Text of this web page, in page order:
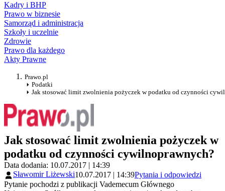
Kadry i BHP
Prawo w biznesie
Samorząd i administracja
Szkoły i uczelnie
Zdrowie
Prawo dla każdego
Akty Prawne
Prawo.pl
Podatki
Jak stosować limit zwolnienia pożyczek w podatku od czynności
Jak stosować limit zwolnienia pożyczek w
podatku od czynności cywilnoprawnych?
Data dodania: 10.07.2017 | 14:39
Sławomir Liżewski10.07.2017 | 14:39Pytania i odpowiedzi
Pytanie pochodzi z publikacji Vademecum Głównego